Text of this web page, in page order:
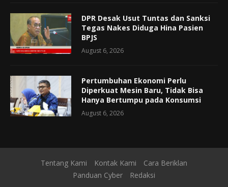
DPR Desak Usut Tuntas dan Sanksi
Tegas Nakes Diduga Hina Pasien
BPJS
August 6, 2026
Pertumbuhan Ekonomi Perlu
Diperkuat Mesin Baru, Tidak Bisa
Hanya Bertumpu pada Konsumsi
August 6, 2026
Tentang Kami Kontak Kami
Cara Beriklan
Panduan Cyber
Redaksi